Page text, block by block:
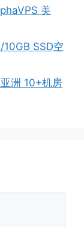
美
SSD空
洲 10+机房